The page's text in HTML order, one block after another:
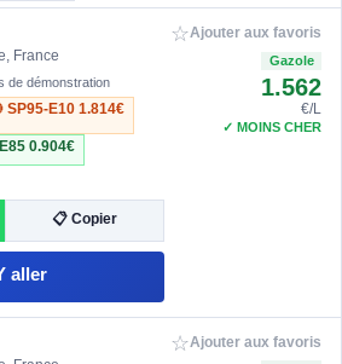
France
de démonstration
SP95-E10 1.814€
0.904€
📋 Copier
aller
☆Ajouter aux favoris
Gazole
1.562
€/L
✓ MOINS CHER
☆Ajouter aux favoris